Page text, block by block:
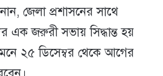
জেলা প্রশাসনের সাথে
এক জরুরী সভায় সিদ্ধান্ত হয়
মেনে ২৫ ডিসেম্বর থেকে আগের